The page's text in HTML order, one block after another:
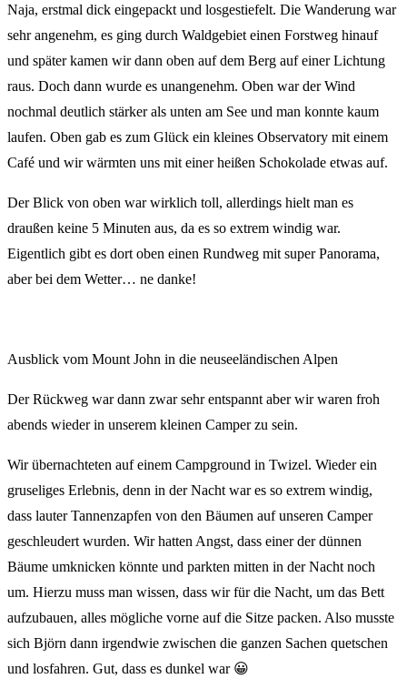
Naja, erstmal dick eingepackt und losgestiefelt. Die Wanderung war
sehr angenehm, es ging durch Waldgebiet einen Forstweg hinauf
und später kamen wir dann oben auf dem Berg auf einer Lichtung
raus. Doch dann wurde es unangenehm. Oben war der Wind
nochmal deutlich stärker als unten am See und man konnte kaum
laufen. Oben gab es zum Glück ein kleines Observatory mit einem
Café und wir wärmten uns mit einer heißen Schokolade etwas auf.
Der Blick von oben war wirklich toll, allerdings hielt man es
draußen keine 5 Minuten aus, da es so extrem windig war.
Eigentlich gibt es dort oben einen Rundweg mit super Panorama,
aber bei dem Wetter… ne danke!
Ausblick vom Mount John in die neuseeländischen Alpen
Der Rückweg war dann zwar sehr entspannt aber wir waren froh
abends wieder in unserem kleinen Camper zu sein.
Wir übernachteten auf einem Campground in Twizel. Wieder ein
gruseliges Erlebnis, denn in der Nacht war es so extrem windig,
dass lauter Tannenzapfen von den Bäumen auf unseren Camper
geschleudert wurden. Wir hatten Angst, dass einer der dünnen
Bäume umknicken könnte und parkten mitten in der Nacht noch
um. Hierzu muss man wissen, dass wir für die Nacht, um das Bett
aufzubauen, alles mögliche vorne auf die Sitze packen. Also musste
sich Björn dann irgendwie zwischen die ganzen Sachen quetschen
und losfahren. Gut, dass es dunkel war 😀